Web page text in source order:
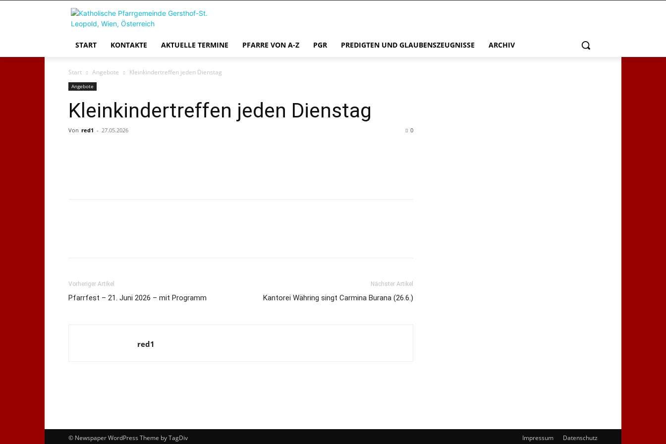
START KONTAKTE AKTUELLE TERMINE PFARRE VON A-Z PGR PREDIGTEN UND GLAUBENSZEUGNISSE ARCHIV
Start Angebote Kleinkindertreffen jeden Dienstag
Angebote
Kleinkindertreffen jeden Dienstag
Von red1 - 27.05.2026 0
Vorheriger Artikel
Pfarrfest – 21. Juni 2026 – mit Programm
Nächster Artikel
Kantorei Währing singt Carmina Burana (26.6.)
red1
Impressum Datenschutz
© Newspaper WordPress Theme by TagDiv